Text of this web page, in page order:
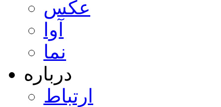
عکس
آوا
نما
درباره
ارتباط